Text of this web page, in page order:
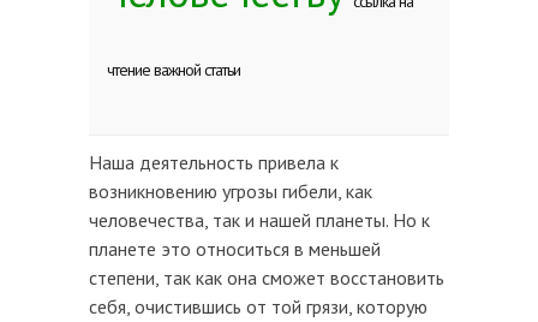
чтение важной статьи
Наша деятельность привела к
возникновению угрозы гибели, как
человечества, так и нашей планеты. Но к
планете это относиться в меньшей
степени, так как она сможет восстановить
себя, очистившись от той грязи, которую